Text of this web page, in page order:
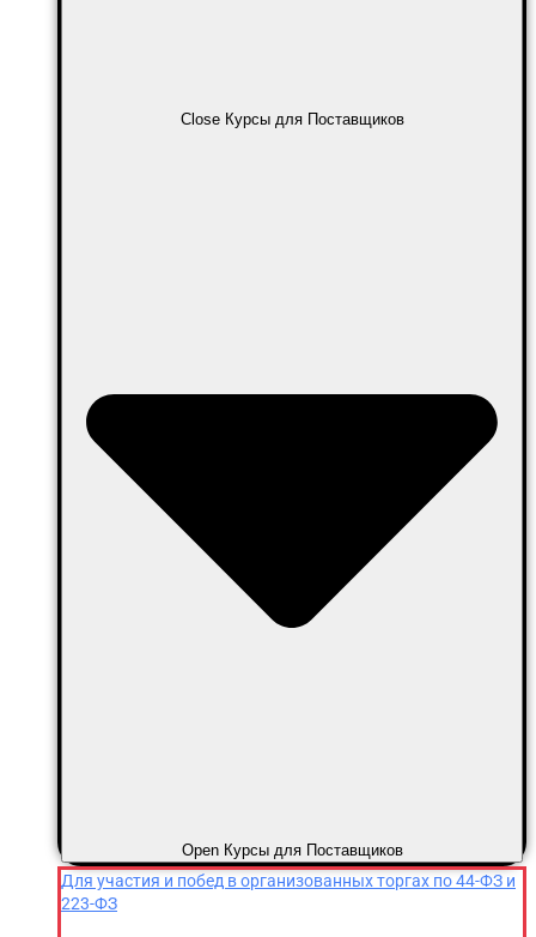
Close Курсы для Поставщиков
Open Курсы для Поставщиков
Для участия и побед в организованных торгах по 44-ФЗ и
223-ФЗ